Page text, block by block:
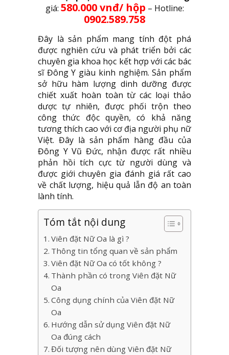
giá: 580.000 vnđ/ hộp – Hotline:
0902.589.758
Đây là sản phẩm mang tính đột phá
được nghiên cứu và phát triển bởi các
chuyên gia khoa học kết hợp với các bác
sĩ Đông Y giàu kinh nghiệm. Sản phẩm
sở hữu hàm lượng dinh dưỡng được
chiết xuất hoàn toàn từ các loại thảo
dược tự nhiên, được phối trộn theo
công thức độc quyền, có khả năng
tương thích cao với cơ địa người phụ nữ
Việt. Đây là sản phẩm hàng đầu của
Đông Y Vũ Đức, nhận được rất nhiều
phản hồi tích cực từ người dùng và
được giới chuyên gia đánh giá rất cao
về chất lượng, hiệu quả lẫn độ an toàn
lành tính.
Tóm tắt nội dung
Viên đặt Nữ Oa là gì ?
Thông tin tổng quan về sản phẩm
Viên đặt Nữ Oa có tốt không ?
Thành phần có trong Viên đặt Nữ
Oa
Công dụng chính của Viên đặt Nữ
Oa
Hướng dẫn sử dụng Viên đặt Nữ
Oa đúng cách
Đối tượng nên dùng Viên đặt Nữ